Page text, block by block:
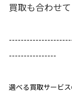
買取も合わせ
----------------
選べる買取サービス